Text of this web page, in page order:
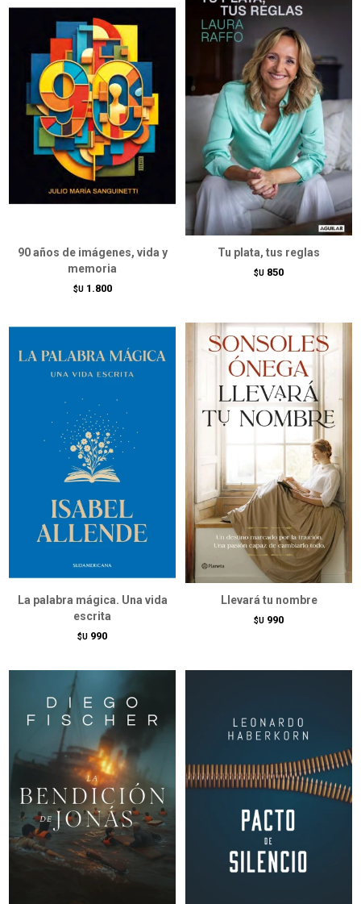
90 años de imágenes, vida y
memoria
$U 1.800
Tu plata, tus reglas
$U 850
La palabra mágica. Una vida
escrita
$U 990
Llevará tu nombre
$U 990